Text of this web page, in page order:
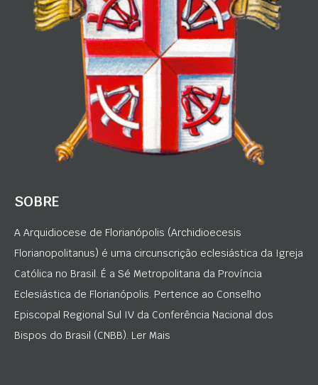
SOBRE
A Arquidiocese de Florianópolis (Archidioecesis
Florianopolitanus) é uma circunscrição eclesiástica da Igreja
Católica no Brasil. É a Sé Metropolitana da Província
Eclesiástica de Florianópolis. Pertence ao Conselho
Episcopal Regional Sul IV da Conferência Nacional dos
Bispos do Brasil (CNBB). Ler Mais